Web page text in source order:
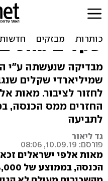
45%
ביקשו החזרי
שקלים מחכים
מבדיקה שנעשתה ע"י
שמיליארדי שקלים
לחזור לציבור. מאות
לתביעה
גד ליאור
פורסם: 10.09.19, 08:06
מאות אלפי ישראלים